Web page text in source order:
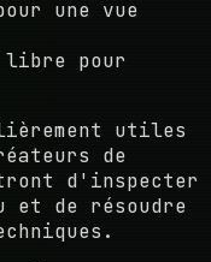
une vue
libre pour
utiles
de
d'inspecter
et de résoudre